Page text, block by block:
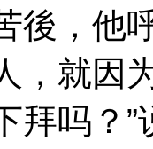
後，他
，就因
拜吗？